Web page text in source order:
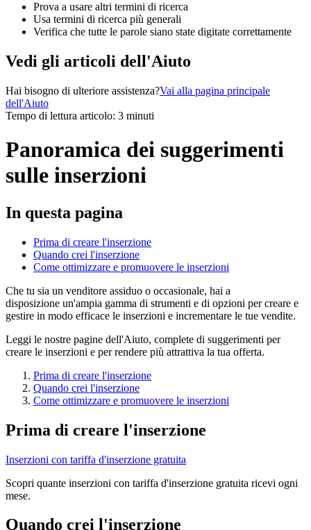
Prova a usare altri termini di ricerca
Usa termini di ricerca più generali
Verifica che tutte le parole siano state digitate correttamente
Vedi gli articoli dell'Aiuto
Hai bisogno di ulteriore assistenza?Vai alla pagina principale
dell'Aiuto
Tempo di lettura articolo: 3 minuti
Panoramica dei suggerimenti
sulle inserzioni
In questa pagina
Prima di creare l'inserzione
Quando crei l'inserzione
Come ottimizzare e promuovere le inserzioni
Che tu sia un venditore assiduo o occasionale, hai a
disposizione un'ampia gamma di strumenti e di opzioni per creare e
gestire in modo efficace le inserzioni e incrementare le tue vendite.
Leggi le nostre pagine dell'Aiuto, complete di suggerimenti per
creare le inserzioni e per rendere più attrattiva la tua offerta.
Prima di creare l'inserzione
Quando crei l'inserzione
Come ottimizzare e promuovere le inserzioni
Prima di creare l'inserzione
Inserzioni con tariffa d'inserzione gratuita
Scopri quante inserzioni con tariffa d'inserzione gratuita ricevi ogni
mese.
Quando crei l'inserzione